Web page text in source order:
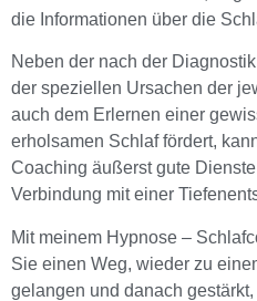
die Informationen über die
Neben der nach der
der speziellen Ursachen der
auch dem Erlernen einer
erholsamen Schlaf fördert,
Coaching äußerst gute
Verbindung mit einer
Mit meinem Hypnose –
Sie einen Weg, wieder zu
gelangen und danach